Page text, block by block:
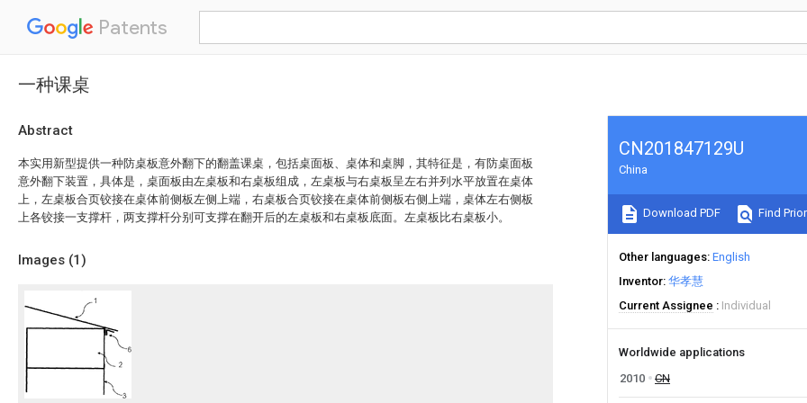
Patents
一种课桌
Abstract
本实用新型提供一种防桌板意外翻下的翻盖课桌，包括桌面板、桌体和桌脚，其特征是，有防桌面板
意外翻下装置，具体是，桌面板由左桌板和右桌板组成，左桌板与右桌板呈左右并列水平放置在桌体
上，左桌板合页铰接在桌体前侧板左侧上端，右桌板合页铰接在桌体前侧板右侧上端，桌体左右侧板
上各铰接一支撑杆，两支撑杆分别可支撑在翻开后的左桌板和右桌板底面。左桌板比右桌板小。
Images (1)
CN201847129U
China
Download PDF Find
Other languages English
Inventor 华孝慧
Current Assignee
Individual
Worldwide applications
2010
CN